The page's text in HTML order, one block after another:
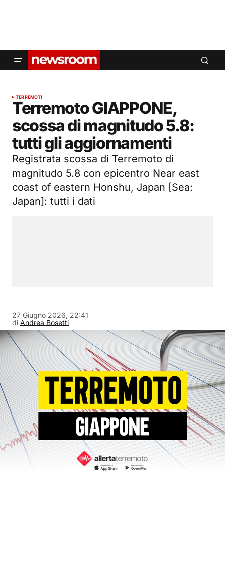
TERREMOTI
Terremoto GIAPPONE,
scossa di magnitudo 5.8:
tutti gli aggiornamenti
Registrata scossa di Terremoto di
magnitudo 5.8 con epicentro Near east
coast of eastern Honshu, Japan [Sea:
Japan]: tutti i dati
di Andrea Bosetti
27 Giugno 2026, 22:41